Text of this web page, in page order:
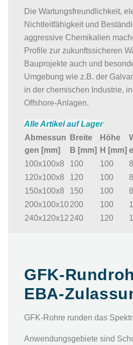
Die Wartungsfreundlichkeit,
Nichtleitfähigkeit und
aggressive Chemikalien
Profile zur zukunftssicheren
Bauprojekte auch und
Umgebung wie z.B. der
in der chemischen Industrie,
Offshore-Anlagen.
Alle Artikel auf Lager
Abmessun
gen [mm]
Breite
B [mm]
Höhe
H [mm]
100x100x8
100 100 8
120x100x8
120 100 8
150x100x8
150 100 8
200x100x10200 100
240x120x12 240 120
GFK-
EBA-
GFK-Rohre runden das
Anwendungsgebiete sind